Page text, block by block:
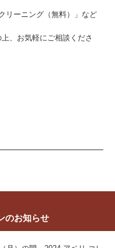
リーニング（無料）」など
、お気軽にご相談くださ
のお知らせ